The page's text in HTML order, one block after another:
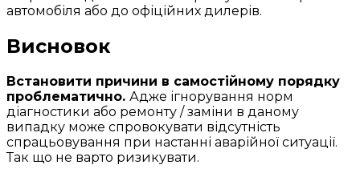
автомобіля або до офіційних дилерів.
Висновок
Встановити причини в самостійному порядку
проблематично. Адже ігнорування норм
діагностики або ремонту / заміни в даному
випадку може спровокувати відсутність
спрацьовування при настанні аварійної ситуації.
Так що не варто ризикувати.